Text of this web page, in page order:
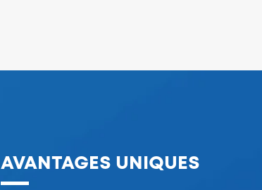
AVANTAGES UNIQUES